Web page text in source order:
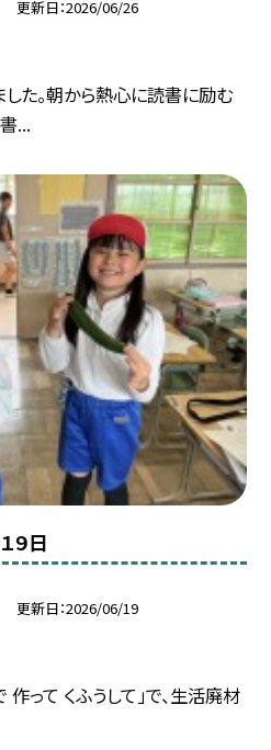
更新日 2026/06/26
た。朝から熱心に読書に励む
...
９日
更新日 2026/06/19
って くふうして」で、生活廃材